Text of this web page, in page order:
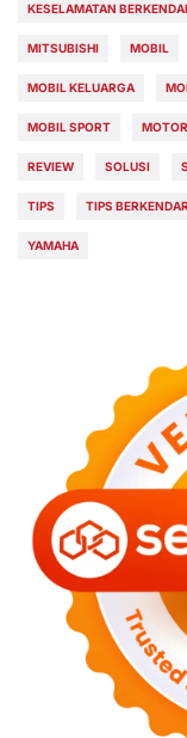
KESELAMATAN
MITSUBISHI MOBIL
MOBIL KELUARGA
MOBIL SPORT MOTOR
REVIEW SOLUSI
TIPS TIPS
YAMAHA